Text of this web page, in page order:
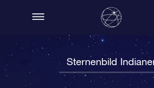
Sternenbild